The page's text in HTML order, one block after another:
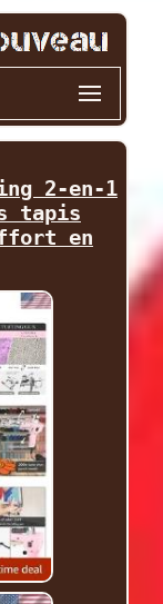
2-en-1
tapis
en